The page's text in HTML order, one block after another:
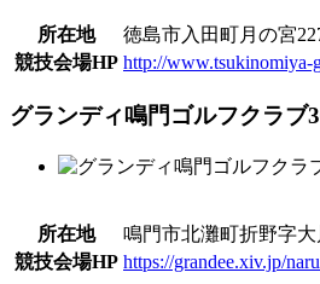
所在地
徳島市入田町月の宮
競技会場HP http://www.tsukinomiya-
グランディ鳴門ゴルフクラブ
所在地
鳴門市北灘町折野字大
競技会場HP https://grandee.xiv.jp/